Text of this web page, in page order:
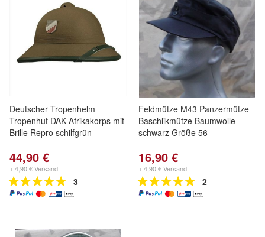
Deutscher Tropenhelm
Tropenhut DAK Afrikakorps mit
Brille Repro schilfgrün
44,90 €
+ 4,90 € Versand
3
Feldmütze M43 Panzermütze
Baschlikmütze Baumwolle
schwarz Größe 56
16,90 €
+ 4,90 € Versand
2